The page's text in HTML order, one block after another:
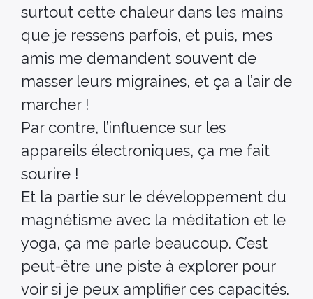
surtout cette chaleur dans les mains
que je ressens parfois, et puis, mes
amis me demandent souvent de
masser leurs migraines, et ça a l’air de
marcher !
Par contre, l’influence sur les
appareils électroniques, ça me fait
sourire !
Et la partie sur le développement du
magnétisme avec la méditation et le
yoga, ça me parle beaucoup. C’est
peut-être une piste à explorer pour
voir si je peux amplifier ces capacités.